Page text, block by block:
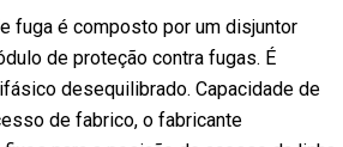
fuga é composto por um disjuntor
de proteção contra fugas. É
desequilibrado. Capacidade de
de fabrico, o fabricante